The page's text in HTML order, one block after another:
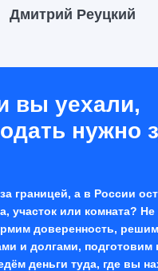
Дмитрий Реуцкий
вы уехали,
нужно
границей, а в России
участок или комната? Не
доверенность,
и долгами, подготовим
деньги туда, где вы